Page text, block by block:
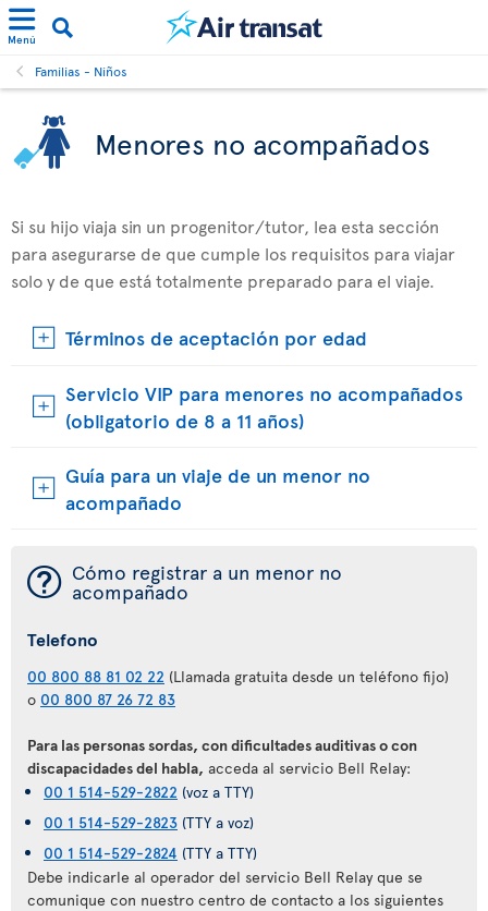
Menú
Familias - Niños
Menores no acompañados
Si su hijo viaja sin un progenitor/tutor, lea esta sección
para asegurarse de que cumple los requisitos para viajar
solo y de que está totalmente preparado para el viaje.
Términos de aceptación por edad
Servicio VIP para menores no acompañados
(obligatorio de 8 a 11 años)
Guía para un viaje de un menor no
acompañado
¯ Cómo registrar a un menor no
acompañado
Telefono
00 800 88 81 02 22 (Llamada gratuita desde un teléfono fijo)
o 00 800 87 26 72 83
Para las personas sordas, con dificultades auditivas o con
discapacidades del habla, acceda al servicio Bell Relay:
00 1 514-529-2822 (voz a TTY)
00 1 514-529-2823 (TTY a voz)
00 1 514-529-2824 (TTY a TTY)
Debe indicarle al operador del servicio Bell Relay que se
comunique con nuestro centro de contacto a los siguientes